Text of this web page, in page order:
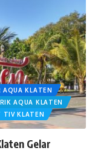
AQUA KLATEN
AQUA KLATEN
TIV KLATEN
Gelar